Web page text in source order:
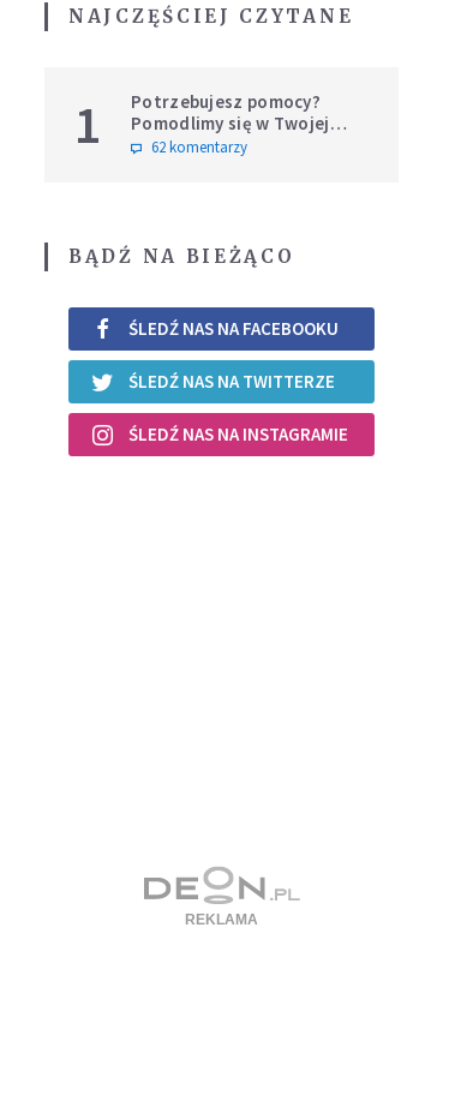
NAJCZĘŚCIEJ CZYTANE
1
Potrzebujesz pomocy?
Pomodlimy się w Twojej
intencji
62 komentarzy
BĄDŹ NA BIEŻĄCO
ŚLEDŹ NAS NA FACEBOOKU
ŚLEDŹ NAS NA TWITTERZE
ŚLEDŹ NAS NA INSTAGRAMIE